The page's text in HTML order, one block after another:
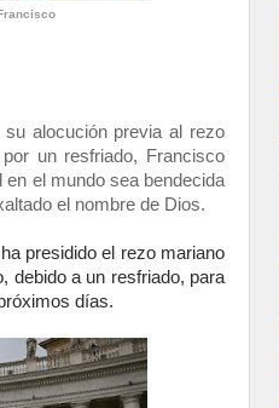
alocución previa al rezo
un resfriado, Francisco
el mundo sea bendecida
el nombre de Dios.
presidido el rezo mariano
debido a un resfriado, para
días.